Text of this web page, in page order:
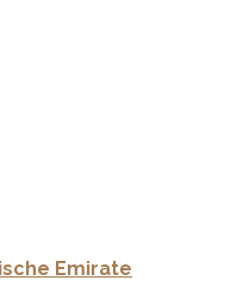
Emirate